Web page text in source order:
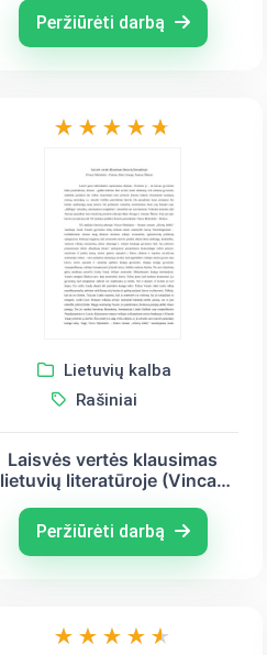
Sruoga, Albertas Kamiu)
Peržiūrėti darbą
Lietuvių kalba
Rašiniai
Laisvės vertės klausimas
lietuvių literatūroje (Vincas
Sruoga, Antanas Škėma)
Peržiūrėti darbą